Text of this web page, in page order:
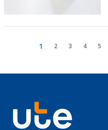
Página
1 Page
2 Page
3 Page
4 Page
5